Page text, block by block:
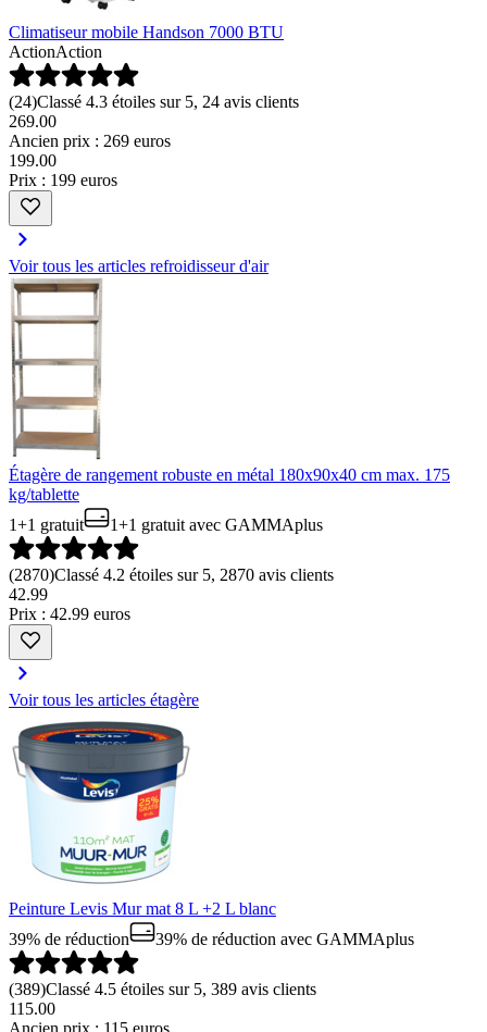
Climatiseur mobile Handson 7000 BTU
ActionAction
(24)Classé 4.3 étoiles sur 5, 24 avis clients
269.00
Ancien prix : 269 euros
199.00
Prix : 199 euros
Voir tous les articles refroidisseur d'air
Étagère de rangement robuste en métal 180x90x40 cm max. 175
kg/tablette
1+1 gratuit
1+1 gratuit avec GAMMAplus
(2870)Classé 4.2 étoiles sur 5, 2870 avis clients
42.99
Prix : 42.99 euros
Voir tous les articles étagère
Peinture Levis Mur mat 8 L +2 L blanc
39% de réduction
39% de réduction avec GAMMAplus
(389)Classé 4.5 étoiles sur 5, 389 avis clients
115.00
Ancien prix : 115 euros